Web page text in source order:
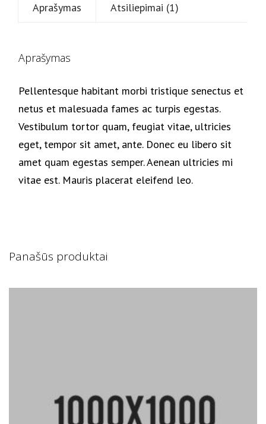
Aprašymas Atsiliepimai (1)
Aprašymas
Pellentesque habitant morbi tristique senectus et
netus et malesuada fames ac turpis egestas.
Vestibulum tortor quam, feugiat vitae, ultricies
eget, tempor sit amet, ante. Donec eu libero sit
amet quam egestas semper. Aenean ultricies mi
vitae est. Mauris placerat eleifend leo.
Panašūs produktai